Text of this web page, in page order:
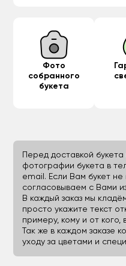
Фото
собранного
букета
Перед доставкой
фотографии букета в
email. Если Вам букет не
согласовываем с Вами
В каждый заказ мы
просто укажите текст
примеру, кому и от кого,
Так же в каждом заказе
уходу за цветами и